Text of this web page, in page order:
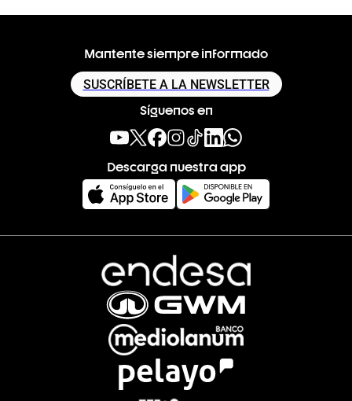
Mantente siempre informado
SUSCRÍBETE A LA NEWSLETTER
Síguenos en
Descarga nuestra app